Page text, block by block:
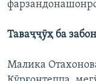
Таваҷҷӯҳ ба
Малика